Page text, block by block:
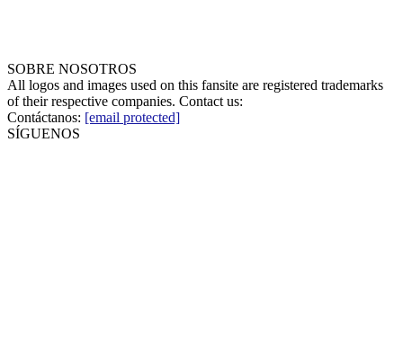
SOBRE NOSOTROS
All logos and images used on this fansite are registered trademarks
of their respective companies. Contact us:
Contáctanos: [email protected]
SÍGUENOS